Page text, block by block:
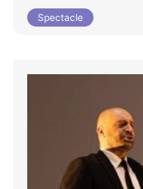
Spectacle